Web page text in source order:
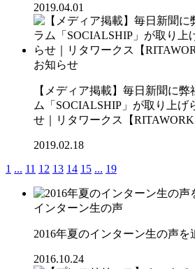
2019.04.01
お知らせ
【メディア掲載】毎日新聞に
ム「SOCIALSHIP」が取り上げ
せ｜リタワークス【
2019.02.18
1 ... 11 12 13 14 15 ... 19
インターン生の声
2016年夏のインターン生の声を
2016.10.24